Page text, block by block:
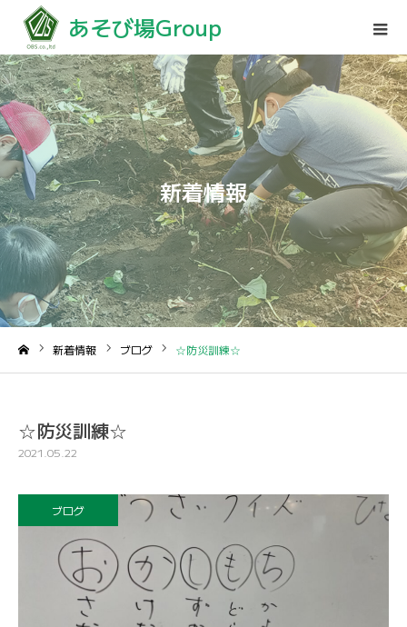
あそび場Group
新着情報
新着情報 ブログ ☆防災訓練☆
☆防災訓練☆
2021.05.22
ブログ